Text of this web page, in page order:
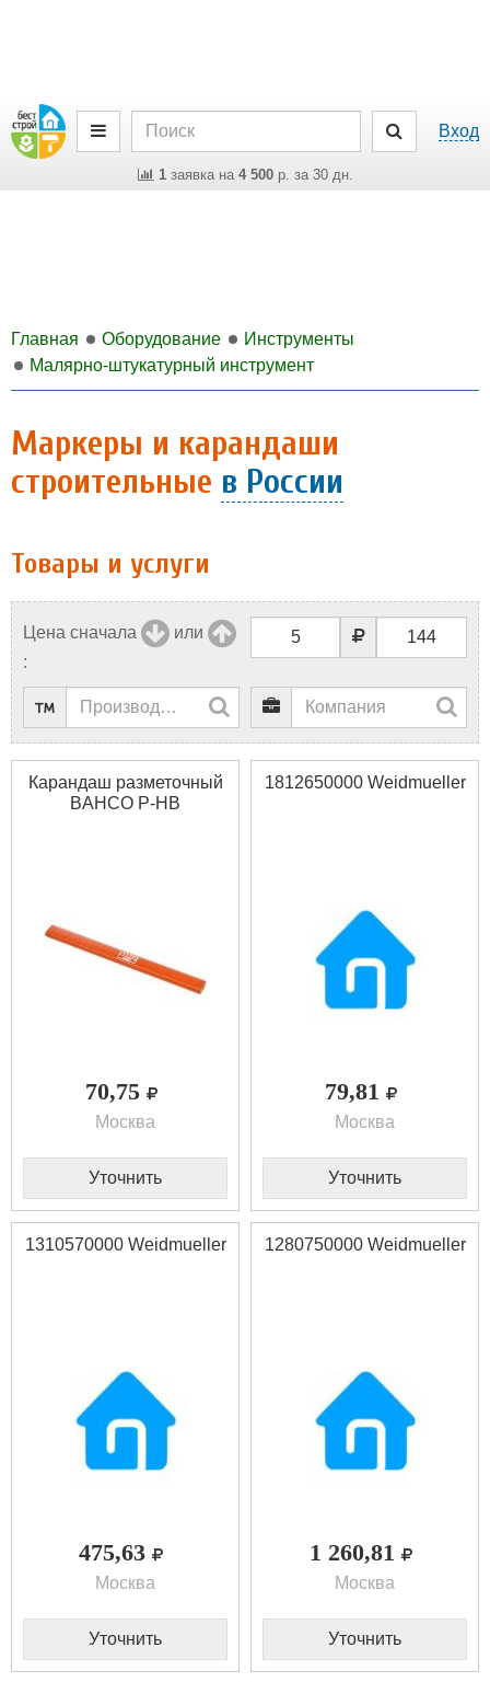
Вход
1заявка на 4 500р. за 30 дн.
Главная Оборудование
Инструменты
Малярно-штукатурный инструмент
Маркеры и карандаши
строительные в России
Товары и услуги
Цена сначала
или
:
Карандаш разметочный
BAHCO P-HB
70,75
Москва
Уточнить
1812650000 Weidmueller
79,81
Москва
Уточнить
1310570000 Weidmueller
475,63
Москва
Уточнить
1280750000 Weidmueller
1 260,81
Москва
Уточнить